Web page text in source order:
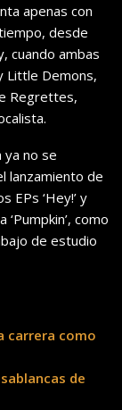
apenas con
desde
cuando ambas
Little Demons,
Regrettes,
ya no se
lanzamiento de
EPs ‘Hey!’ y
como
de estudio
carrera como
de